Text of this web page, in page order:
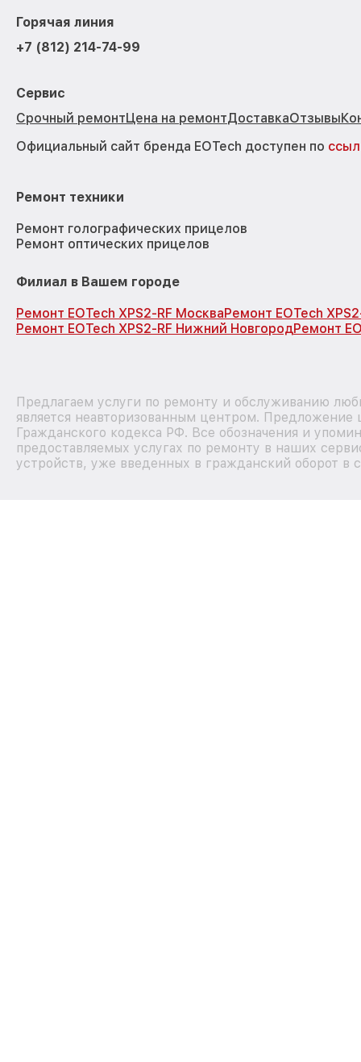
Горячая линия
+7 (812) 214-74-99
Сервис
Срочный ремонтЦена на ремонтДоставкаОтзывы
Официальный сайт бренда EOTech доступен по
Ремонт техники
Ремонт голографических прицелов
Ремонт оптических прицелов
Филиал в Вашем городе
Ремонт EOTech XPS2-RF МоскваРемонт EOTech
Ремонт EOTech XPS2-RF Нижний НовгородРемонт
Предлагаем услуги по ремонту и обслуживанию
является неавторизованным центром.
Гражданского кодекса РФ. Все обозначения и
предоставляемых услугах по ремонту в наших
устройств, уже введенных в гражданский оборот в